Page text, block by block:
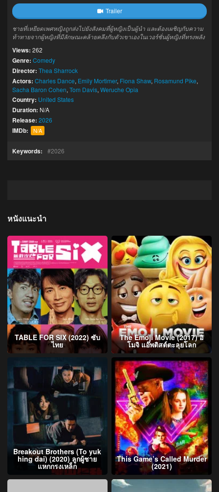
Trailer
ชายที่เหยียดเพศหญิงถูกส่งไปยังสังคมที่ผู้หญิงเป็นผู้นำ และต้องเผชิญกับความ
ท้าทายจากผู้หญิงที่มีลักษณะคล้ายคลึงกับตัวเขาเองในเวอร์ชั่นผู้หญิงที่ทรงพลัง
Views: 262
Genre: Comedy
Director: Thea Sharrock
Actors: Charles Dance, Emily Mortimer, Fiona Shaw, Rosamund Pike,
Sacha Baron Cohen,Tom Davis,Weruche Opia
Country: United States
Duration: N/A
Release: 2026
IMDb: N/A
Keywords: 2026
หนังแนะนำ
TABLE FOR SIX (2022) ซับ
ไทย
The Emoji Movie (2017) อิ
โมจิ แอ๊พติสต์ตะลุยโลก
Breakout Brothers (To yuk
hing dai) (2020) ลูกผู้ชาย
แหกกรงเหล็ก
This Game’s Called Murder
(2021)